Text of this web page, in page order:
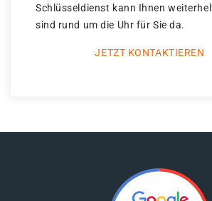
Schlüsseldienst kann Ihnen
sind rund um die Uhr für Sie da.
JETZT KONTAKTIEREN